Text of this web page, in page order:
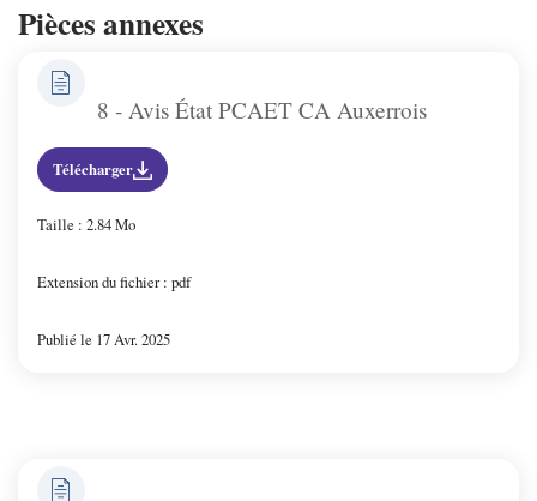
Pièces annexes
8 - Avis État PCAET CA Auxerrois
Télécharger
Taille : 2.84 Mo
Extension du fichier : pdf
Publié le 17 Avr. 2025